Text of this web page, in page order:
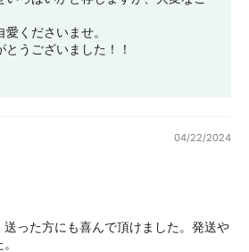
くださいませ。
うございました！！
04/22/2024
った方にも喜んで頂けました。発送や